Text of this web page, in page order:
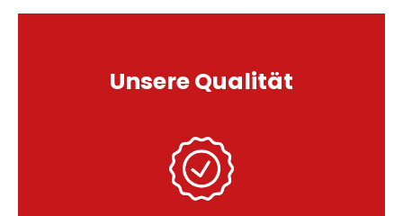
Unsere Qualität